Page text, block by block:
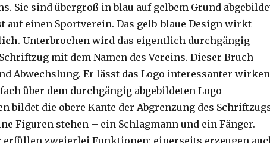
Sie sind übergroß in blau auf gelbem Grund
auf einen Sportverein. Das gelb-blaue Design wirkt
. Unterbrochen wird das eigentlich durchgängig
mit dem Namen des Vereins. Dieser Bruch
Abwechslung. Er lässt das Logo interessanter
über dem durchgängig abgebildeten Logo
bildet die obere Kante der Abgrenzung des
Figuren stehen – ein Schlagmann und ein Fänger.